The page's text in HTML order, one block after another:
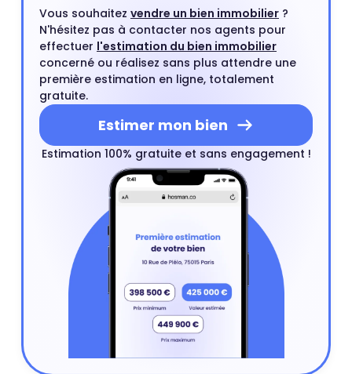
Vous souhaitez vendre un bien immobilier ?
N'hésitez pas à contacter nos agents pour
effectuer l'estimation du bien immobilier
concerné ou réalisez sans plus attendre une
première estimation en ligne, totalement
gratuite.
Estimer mon bien
Estimation 100% gratuite et sans engagement !